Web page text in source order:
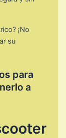
¡No
su
para
a